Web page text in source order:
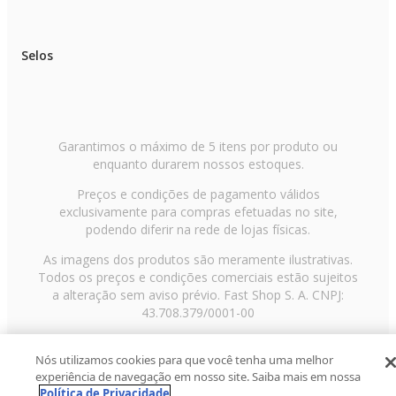
Formatos de arquivo de música suportados: SBC / AAC / LC3
Portas de conexão: USB-C
Perfil Bluetooth: A2DP 1.4 / AVRCP 1.6
Modulação do transmissor Bluetooth: GFSK, π/4 DQPSK, 8DPSK
Selos
Garantimos o máximo de 5 itens por produto ou
enquanto durarem nossos estoques.
Preços e condições de pagamento válidos
exclusivamente para compras efetuadas no site,
podendo diferir na rede de lojas físicas.
As imagens dos produtos são meramente ilustrativas.
Todos os preços e condições comerciais estão sujeitos
a alteração sem aviso prévio. Fast Shop S. A. CNPJ:
43.708.379/0001-00
Paulo/SP, CEP 02029-001, Telefone: 11 3003-3728 ©
2013 Fast Shop - Todos os direitos reservadosRF
Nós utilizamos cookies para que você tenha uma melhor
experiência de navegação em nosso site. Saiba mais em nossa